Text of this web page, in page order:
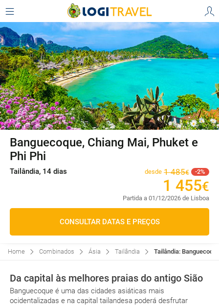
Banguecoque, Chiang Mai, Phuket e
Phi Phi
Tailândia, 14 dias desde 1 485€ 2
1 455€
Partida a 01/12/2026 de Lisboa
CONSULTAR DATAS E PREÇOS
Home Combinados Ásia Tailândia Tailândia:
Da capital às melhores praias do antigo Sião
Banguecoque é uma das cidades asiáticas mais
ocidentalizadas e na capital tailandesa poderá desfrutar